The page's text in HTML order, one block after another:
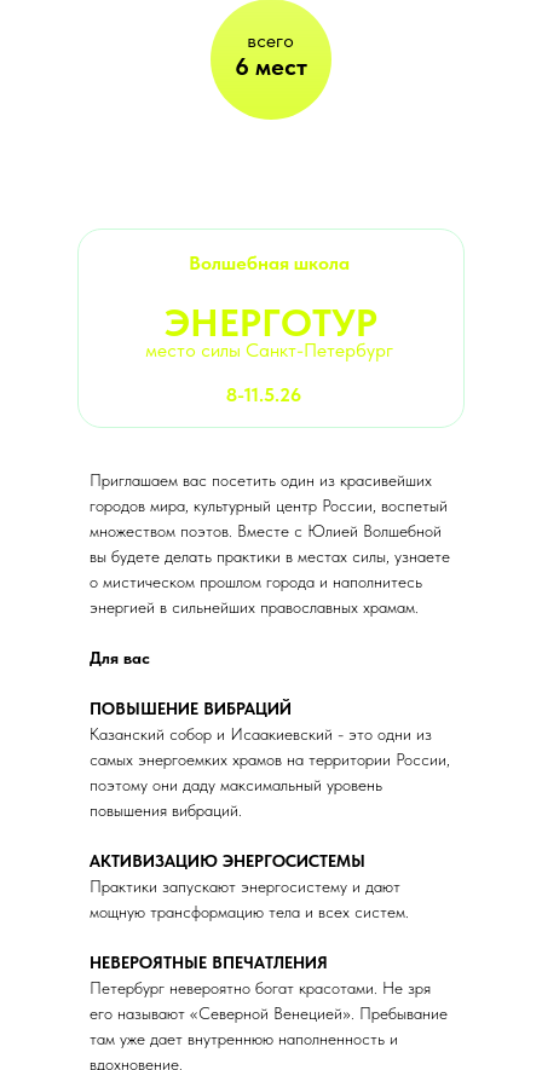
Приглашаем вас посетить один из красивейших
городов мира, культурный центр России, воспетый
множеством поэтов. Вместе с Юлией Волшебной
вы будете делать практики в местах силы, узнаете
о мистическом прошлом города и наполнитесь
энергией в сильнейших православных храмам.
Волшебная школа
Для вас
ПОВЫШЕНИЕ ВИБРАЦИЙ
Казанский собор и Исаакиевский - это одни из
самых энергоемких храмов на территории России,
поэтому они даду максимальный уровень
повышения вибраций.
АКТИВИЗАЦИЮ ЭНЕРГОСИСТЕМЫ
Практики запускают энергосистему и дают
мощную трансформацию тела и всех систем.
НЕВЕРОЯТНЫЕ ВПЕЧАТЛЕНИЯ
Петербург невероятно богат красотами. Не зря
его называют «Северной Венецией». Пребывание
там уже дает внутреннюю наполненность и
вдохновение.
ЭНЕРГОТУР
8-11.5.26
место силы Санкт-Петербург
6 мест
всего